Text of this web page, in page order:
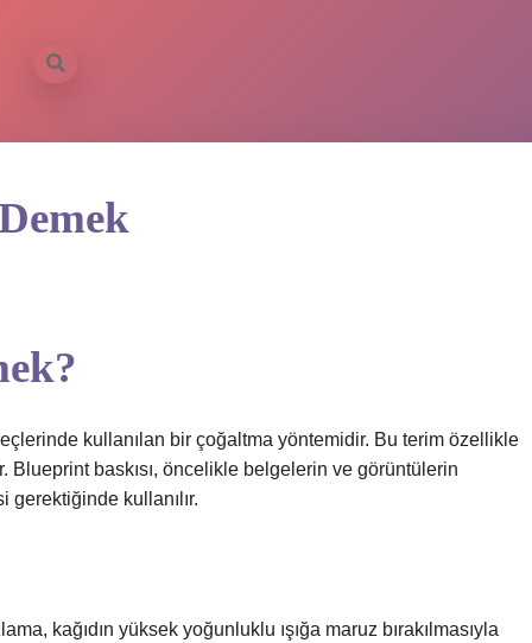
kullanılan bir çoğaltma yöntemidir. Bu terim özellikle
Blueprint baskısı, öncelikle belgelerin ve görüntülerin
gerektiğinde kullanılır.
kağıdın yüksek yoğunluklu ışığa maruz bırakılmasıyla